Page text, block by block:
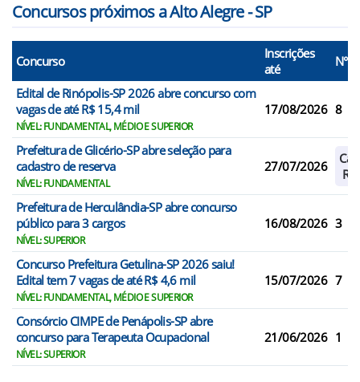
Concursos próximos a Alto Alegre - SP
Concurso
Inscrições
até
N°
Edital de Rinópolis-SP 2026 abre concurso com
vagas de até R$ 15,4 mil
NÍVEL: FUNDAMENTAL, MÉDIO E SUPERIOR
17/08/2026 8
Prefeitura de Glicério-SP abre seleção para
cadastro de reserva
NÍVEL: FUNDAMENTAL
27/07/2026
Prefeitura de Herculândia-SP abre concurso
público para 3 cargos
NÍVEL: SUPERIOR
16/08/2026 3
Concurso Prefeitura Getulina-SP 2026 saiu!
Edital tem 7 vagas de até R$ 4,6 mil
NÍVEL: FUNDAMENTAL, MÉDIO E SUPERIOR
15/07/2026 7
Consórcio CIMPE de Penápolis-SP abre
concurso para Terapeuta Ocupacional
NÍVEL: SUPERIOR
21/06/2026 1